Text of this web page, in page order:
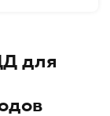
для